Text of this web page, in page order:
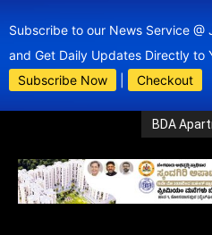
Subscribe to our News Service
and Get Daily Updates Directly to
Subscribe Now
Checkout
BDA